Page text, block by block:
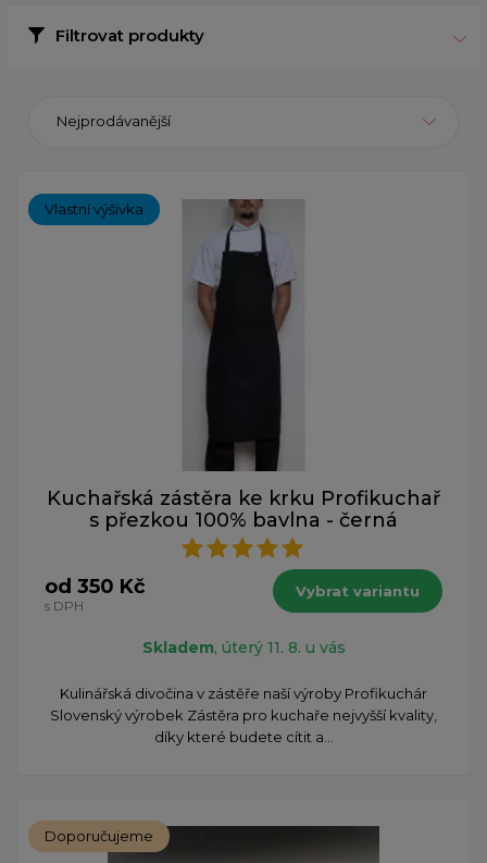
Filtrovat produkty
Nejprodávanější
Vlastní výšivka
Kuchařská zástěra ke krku Profikuchař
s přezkou 100% bavlna - černá
od 350 Kč
s DPH
Vybrat variantu
Skladem, úterý 11. 8. u vás
Kulinářská divočina v zástěře naší výroby Profikuchár
Slovenský výrobek Zástěra pro kuchaře nejvyšší kvality,
díky které budete cítit a...
Doporučujeme